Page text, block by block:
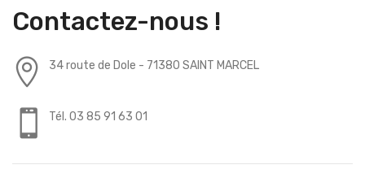
Contactez-nous !
34 route de Dole - 71380 SAINT MARCEL
Tél. 03 85 91 63 01